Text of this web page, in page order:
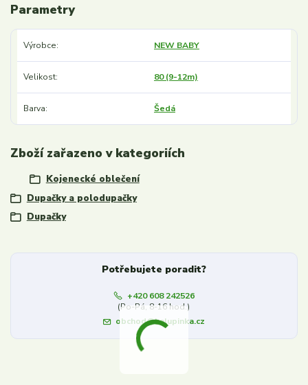
Parametry
Výrobce NEW BABY
Velikost 80 (9-12m)
Barva Šedá
Zboží zařazeno v kategoriích
Kojenecké oblečení
Dupačky a polodupačky
Dupačky
Potřebujete poradit?
+420 608 242526
(Po-Pá, 8-16 hod.)
obchod@kalupinka.cz